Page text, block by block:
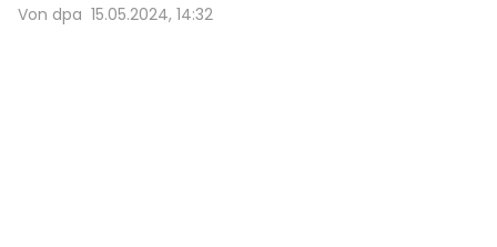
Von dpa 15.05.2024, 14:32